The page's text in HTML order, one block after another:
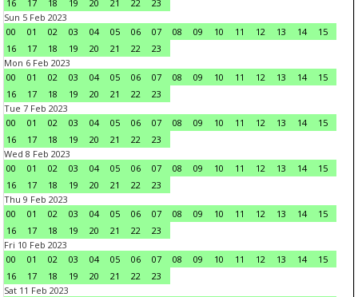
16
17 18 19 20 21 22
23
Sun 5 Feb 2023
00
01 02 03 04 05 06 07 08 09 10 11 12 13 14
15
16
17 18 19 20 21 22
23
Mon 6 Feb 2023
00
01 02 03 04 05 06 07 08 09 10 11 12 13 14
15
16
17 18 19 20 21 22
23
Tue 7 Feb 2023
00
01 02 03 04 05 06 07 08 09 10 11 12 13 14
15
16
17 18 19 20 21 22
23
Wed 8 Feb 2023
00
01 02 03 04 05 06 07 08 09 10 11 12 13 14
15
16
17 18 19 20 21 22
23
Thu 9 Feb 2023
00
01 02 03 04 05 06 07 08 09 10 11 12 13 14
15
16
17 18 19 20 21 22
23
Fri 10 Feb 2023
00
01 02 03 04 05 06 07 08 09 10 11 12 13 14
15
16
17 18 19 20 21 22
23
Sat 11 Feb 2023